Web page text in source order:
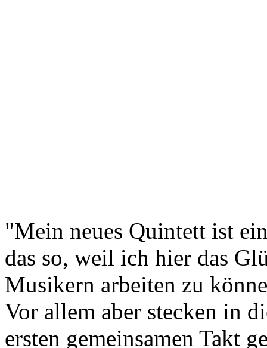
"Mein neues Quintett ist
das so, weil ich hier das
Musikern arbeiten zu
Vor allem aber stecken in
ersten gemeinsamen Takt